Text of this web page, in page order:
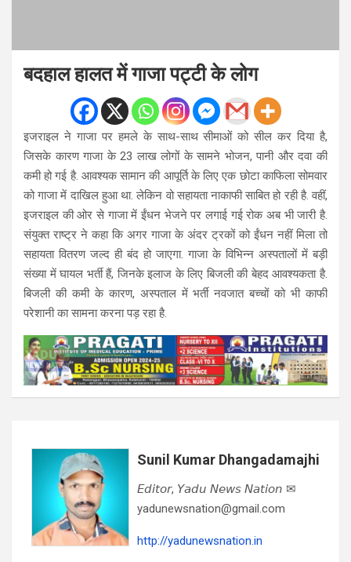
बदहाल हालत में गाजा पट्टी के लोग
इजराइल ने गाजा पर हमले के साथ-साथ सीमाओं को सील कर दिया है,
जिसके कारण गाजा के 23 लाख लोगों के सामने भोजन, पानी और दवा की
कमी हो गई है. आवश्यक सामान की आपूर्ति के लिए एक छोटा काफिला सोमवार
को गाजा में दाखिल हुआ था. लेकिन वो सहायता नाकाफी साबित हो रही है. वहीं,
इजराइल की ओर से गाजा में ईंधन भेजने पर लगाई गई रोक अब भी जारी है.
संयुक्त राष्ट्र ने कहा कि अगर गाजा के अंदर ट्रकों को ईंधन नहीं मिला तो
सहायता वितरण जल्द ही बंद हो जाएगा. गाजा के विभिन्न अस्पतालों में बड़ी
संख्या में घायल भर्ती हैं, जिनके इलाज के लिए बिजली की बेहद आवश्यकता है.
बिजली की कमी के कारण, अस्पताल में भर्ती नवजात बच्चों को भी काफी
परेशानी का सामना करना पड़ रहा है.
Sunil Kumar Dhangadamajhi
𝘌𝘥𝘪𝘵𝘰𝘳, 𝘠𝘢𝘥𝘶 𝘕𝘦𝘸𝘴 𝘕𝘢𝘵𝘪𝘰𝘯 ✉
yadunewsnation@gmail.com
http://yadunewsnation.in